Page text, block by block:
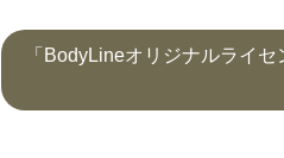
「BodyLineオリジナルライ